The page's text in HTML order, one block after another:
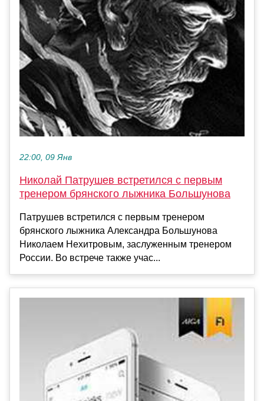
22:00, 09 Янв
Николай Патрушев встретился с первым
тренером брянского лыжника Большунова
Патрушев встретился с первым тренером
брянского лыжника Александра Большунова
Николаем Нехитровым, заслуженным тренером
России. Во встрече также учас...